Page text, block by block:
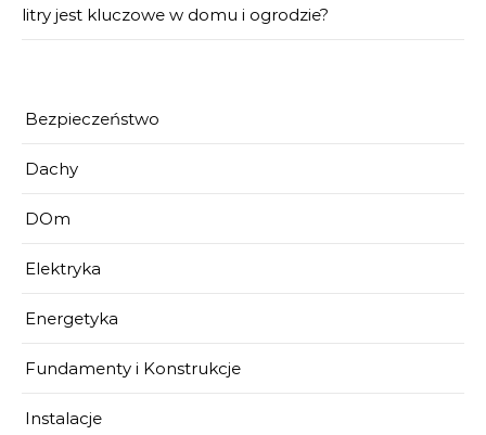
litry jest kluczowe w domu i ogrodzie?
Bezpieczeństwo
Dachy
DOm
Elektryka
Energetyka
Fundamenty i Konstrukcje
Instalacje